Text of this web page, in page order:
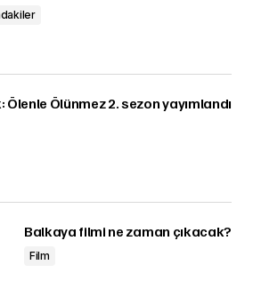
Ölenle Ölünmez 2. sezon yayımlandı
Balkaya filmi ne zaman çıkacak?
Film